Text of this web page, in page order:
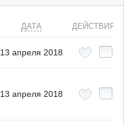
ДАТА ДЕЙСТВИЯ
13 апреля 2018
13 апреля 2018